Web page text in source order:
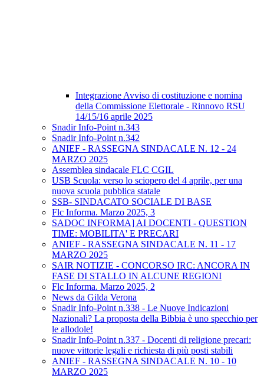
Integrazione Avviso di costituzione e nomina
della Commissione Elettorale - Rinnovo RSU
14/15/16 aprile 2025
Snadir Info-Point n.343
Snadir Info-Point n.342
ANIEF - RASSEGNA SINDACALE N. 12 - 24
MARZO 2025
Assemblea sindacale FLC CGIL
USB Scuola: verso lo sciopero del 4 aprile, per una
nuova scuola pubblica statale
SSB- SINDACATO SOCIALE DI BASE
Flc Informa. Marzo 2025, 3
SADOC INFORMA] AI DOCENTI - QUESTION
TIME: MOBILITA' E PRECARI
ANIEF - RASSEGNA SINDACALE N. 11 - 17
MARZO 2025
SAIR NOTIZIE - CONCORSO IRC: ANCORA IN
FASE DI STALLO IN ALCUNE REGIONI
Flc Informa. Marzo 2025, 2
News da Gilda Verona
Snadir Info-Point n.338 - Le Nuove Indicazioni
Nazionali? La proposta della Bibbia è uno specchio per
le allodole!
Snadir Info-Point n.337 - Docenti di religione precari:
nuove vittorie legali e richiesta di più posti stabili
ANIEF - RASSEGNA SINDACALE N. 10 - 10
MARZO 2025